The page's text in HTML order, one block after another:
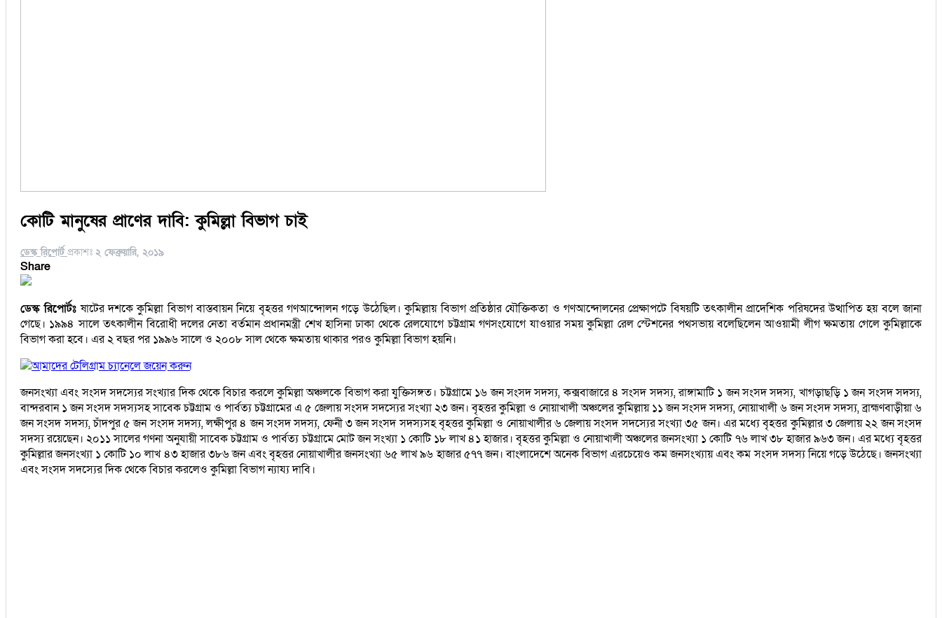
কোটি মানুষের প্রাণের দাবি: কুমিল্লা বিভাগ চাই
ডেস্ক রিপোর্ট প্রকাশঃ ২ ফেব্রুয়ারি, ২০১৯
Share
ডেস্ক রিপোর্টঃ ষাটের দশকে কুমিল্লা বিভাগ বাস্তবায়ন নিয়ে বৃহত্তর গণআন্দোলন গড়ে উঠেছিল। কুমিল্লায় বিভাগ প্রতিষ্ঠার যৌক্তিকতা ও গণআন্দোলনের প্রেক্ষাপটে বিষয়টি তৎকালীন প্রাদেশিক পরিষদের উত্থাপিত হয় বলে জানা
গেছে। ১৯৯৪ সালে তৎকালীন বিরোধী দলের নেতা বর্তমান প্রধানমন্ত্রী শেখ হাসিনা ঢাকা থেকে রেলযোগে চট্টগ্রাম গণসংযোগে যাওয়ার সময় কুমিল্লা রেল স্টেশনের পথসভায় বলেছিলেন আওয়ামী লীগ ক্ষমতায় গেলে কুমিল্লাকে
বিভাগ করা হবে। এর ২ বছর পর ১৯৯৬ সালে ও ২০০৮ সাল থেকে ক্ষমতায় থাকার পরও কুমিল্লা বিভাগ হয়নি।
আমাদের টেলিগ্রাম চ্যানেলে জয়েন করুন
জনসংখ্যা এবং সংসদ সদস্যের সংখ্যার দিক থেকে বিচার করলে কুমিল্লা অঞ্চলকে বিভাগ করা যুক্তিসঙ্গত। চট্টগ্রামে ১৬ জন সংসদ সদস্য, কক্সবাজারে ৪ সংসদ সদস্য, রাঙ্গামাটি ১ জন সংসদ সদস্য, খাগড়াছড়ি ১ জন সংসদ সদস্য,
বান্দরবান ১ জন সংসদ সদস্যসহ সাবেক চট্টগ্রাম ও পার্বত্য চট্টগ্রামের এ ৫ জেলায় সংসদ সদস্যের সংখ্যা ২৩ জন। বৃহত্তর কুমিল্লা ও নোয়াখালী অঞ্চলের কুমিল্লায় ১১ জন সংসদ সদস্য, নোয়াখালী ৬ জন সংসদ সদস্য, ব্রাহ্মণবাড়ীয়া ৬
জন সংসদ সদস্য, চাঁদপুর ৫ জন সংসদ সদস্য, লক্ষীপুর ৪ জন সংসদ সদস্য, ফেনী ৩ জন সংসদ সদস্যসহ বৃহত্তর কুমিল্লা ও নোয়াখালীর ৬ জেলায় সংসদ সদস্যের সংখ্যা ৩৫ জন। এর মধ্যে বৃহত্তর কুমিল্লার ৩ জেলায় ২২ জন সংসদ
সদস্য রয়েছেন। ২০১১ সালের গণনা অনুযায়ী সাবেক চট্টগ্রাম ও পার্বত্য চট্টগ্রামে মোট জন সংখ্যা ১ কোটি ১৮ লাখ ৪১ হাজার। বৃহত্তর কুমিল্লা ও নোয়াখালী অঞ্চলের জনসংখ্যা ১ কোটি ৭৬ লাখ ৩৮ হাজার ৯৬৩ জন। এর মধ্যে বৃহত্তর
কুমিল্লার জনসংখ্যা ১ কোটি ১০ লাখ ৪৩ হাজার ৩৮৬ জন এবং বৃহত্তর নোয়াখালীর জনসংখ্যা ৬৫ লাখ ৯৬ হাজার ৫৭৭ জন। বাংলাদেশে অনেক বিভাগ এরচেয়েও কম জনসংখ্যায় এবং কম সংসদ সদস্য নিয়ে গড়ে উঠেছে। জনসংখ্যা
এবং সংসদ সদস্যের দিক থেকে বিচার করলেও কুমিল্লা বিভাগ ন্যায্য দাবি।